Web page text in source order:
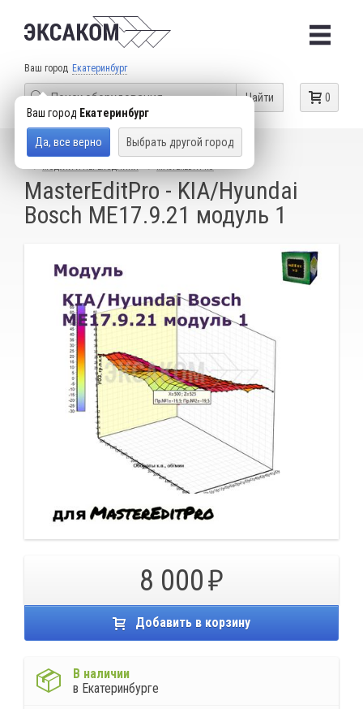
Ваш город Екатеринбург
Ваш город Екатеринбург
Да, все верно Выбрать другой город
0
Найти
КАТАЛОГ ТОВАРОВ
ОБОРУДОВАНИЕ ДЛЯ ЧИП-ТЮНИНГА
MasterEditPro - KIA/Hyundai
Bosch ME17.9.21 модуль 1
8 000
Добавить в корзину
В наличии
в Екатеринбурге